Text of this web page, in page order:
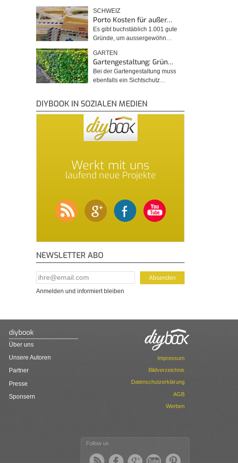
SCHWEIZ
Porto Kosten für außer…
Es gibt buchstäblich 1.001 gute
Gründe, um aussergewöhn…
GARTEN
Gartengestaltung: Grün…
Bei der Gartengestaltung muss
ebenfalls ein Sichtschutz…
DIYBOOK IN SOZIALEN MEDIEN
Werkt mit uns
laufend neue Projekte
NEWSLETTER ABO
E-Mail Addresse*
Anmelden und informiert bleiben
diybook
Über uns
Unsere Autoren
Partner
Presse
Sponsern
Impressum
Bildverzeichnis
Datenschutzerklärung
AGB
Werben
Follow us